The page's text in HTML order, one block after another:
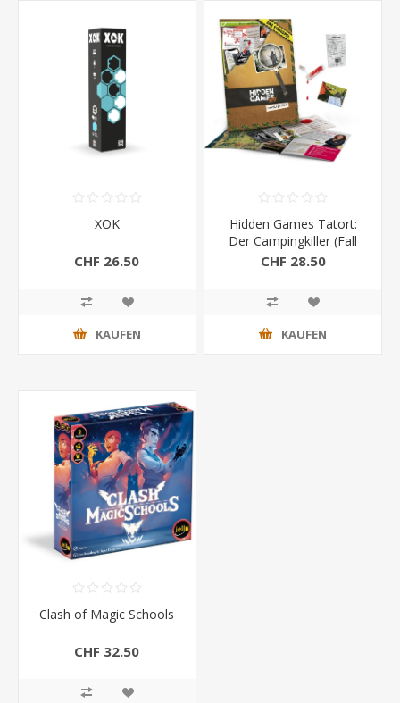
XOK
CHF 26.50
KAUFEN
Hidden Games Tatort:
Der Campingkiller (Fall
12)
CHF 28.50
KAUFEN
Clash of Magic Schools
CHF 32.50